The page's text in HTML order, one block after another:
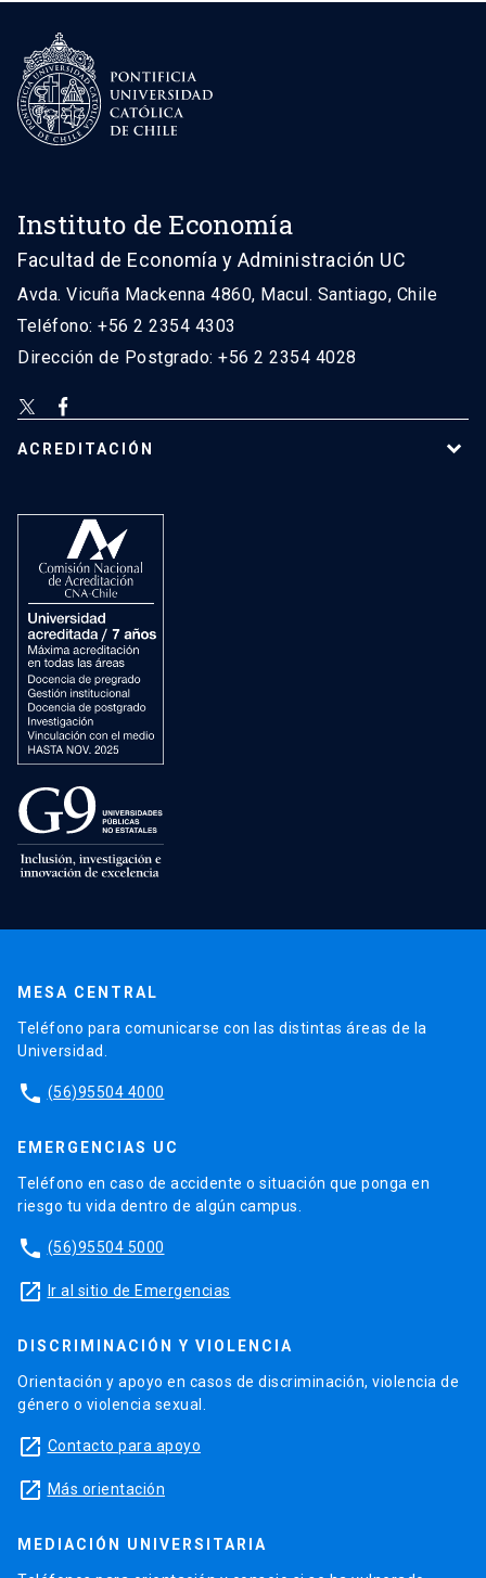
Instituto de Economía
Facultad de Economía y Administración UC
Avda. Vicuña Mackenna 4860, Macul. Santiago, Chile
Teléfono: +56 2 2354 4303
Dirección de Postgrado: +56 2 2354 4028
ACREDITACIÓN
MESA CENTRAL
Teléfono para comunicarse con las distintas áreas de la
Universidad.
phone (56)95504 4000
EMERGENCIAS UC
Teléfono en caso de accidente o situación que ponga en
riesgo tu vida dentro de algún campus.
phone (56)95504 5000
launch Ir al sitio de Emergencias
DISCRIMINACIÓN Y VIOLENCIA
Orientación y apoyo en casos de discriminación, violencia de
género o violencia sexual.
launch Contacto para apoyo
launch Más orientación
MEDIACIÓN UNIVERSITARIA